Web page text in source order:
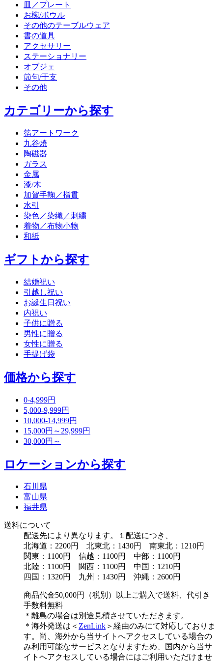
皿／プレート
お椀/ボウル
その他のテーブルウェア
書の道具
アクセサリー
ステーショナリー
オブジェ
節句/干支
その他
カテゴリーから探す
箔アートワーク
九谷焼
陶磁器
ガラス
金属
漆/木
加賀手鞠／指貫
水引
染色／染織／刺繍
着物／布物小物
和紙
ギフトから探す
結婚祝い
引越し祝い
お誕生日祝い
内祝い
子供に贈る
男性に贈る
女性に贈る
手提げ袋
価格から探す
0-4,999円
5,000-9,999円
10,000-14,999円
15,000円～29,999円
30,000円～
ロケーションから探す
石川県
富山県
福井県
送料について
配送先により異なります。１配送につき、
北海道：2200円 北東北：1430円 南東北：1210円
関東：1100円 信越：1100円 中部：1100円
北陸：1100円 関西：1100円 中国：1210円
四国：1320円 九州：1430円 沖縄：2600円
商品代金50,000円（税別）以上ご購入で送料、代引き
手数料無料
＊離島の場合は別途見積させていただきます。
＊海外発送は＜ ZenLink ＞経由のみにて対応しておりま
す。尚、海外から当サイトへアクセスしている場合の
み利用可能なサービスとなりますため、国内から当サ
イトへアクセスしている場合にはご利用いただけませ